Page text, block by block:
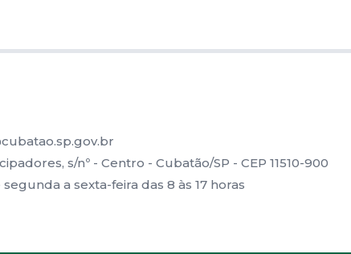
s/nº - Centro - Cubatão/SP - CEP 11510-900
a sexta-feira das 8 às 17 horas